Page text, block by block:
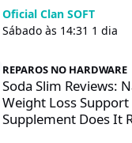
Oficial Clan SOFT
Sábado às 14:31 1 dia
REPAROS NO HARDWARE
Soda Slim Reviews:
Weight Loss Support
Supplement Does It